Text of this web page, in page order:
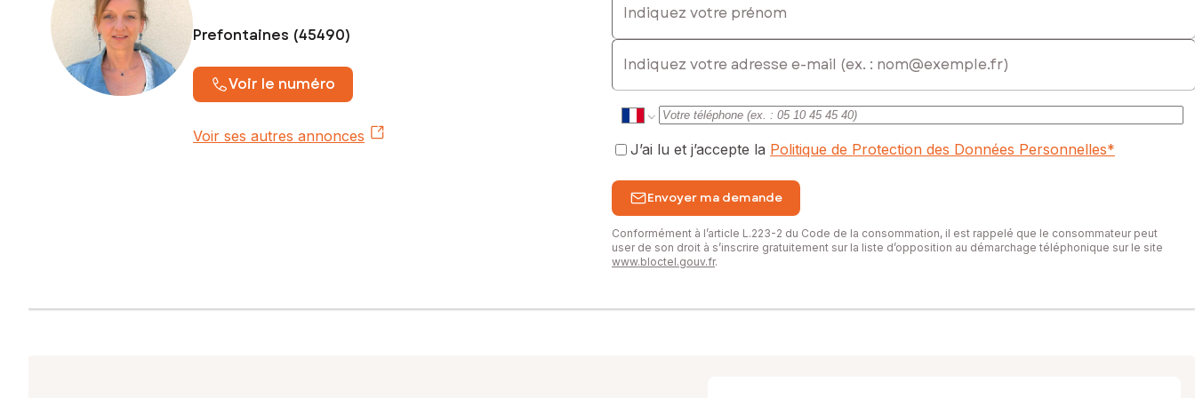
Prefontaines (45490)
Voir le numéro
Voir ses autres annonces
E-mail
J’ai lu et j’accepte la Politique de Protection des Données Personnelles*
Envoyer ma demande
Conformément à l’article L.223-2 du Code de la consommation, il est rappelé que le consommateur peut
user de son droit à s’inscrire gratuitement sur la liste d’opposition au démarchage téléphonique sur le site
www.bloctel.gouv.fr.